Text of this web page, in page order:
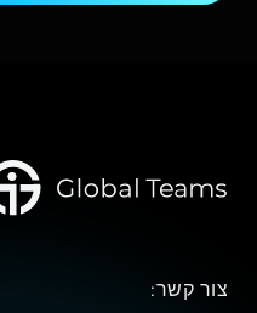
צור קשר: